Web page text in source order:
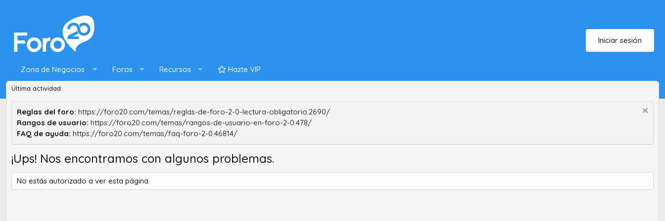
Iniciar sesión
Zona de Negocios Foros Recursos Hazte VIP
Última actividad
Reglas del foro: https://foro20.com/temas/reglas-de-foro-2-0-lectura-obligatorio.2690/
Rangos de usuario: https://foro20.com/temas/rangos-de-usuario-en-foro-2-0.478/
FAQ de ayuda: https://foro20.com/temas/faq-foro-2-0.46814/
¡Ups! Nos encontramos con algunos problemas.
No estás autorizado a ver esta página.